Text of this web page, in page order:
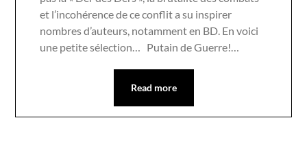
et l’incohérence de ce conflit a su inspirer
nombres d’auteurs, notamment en BD. En voici
une petite sélection… Putain de Guerre!…
Read more